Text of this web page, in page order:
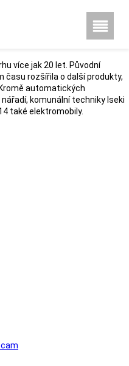
poznu00e1te
více jak 20 let. Původní
času rozšířila o další produkty,
automatických
komunální techniky Iseki
také elektromobily.